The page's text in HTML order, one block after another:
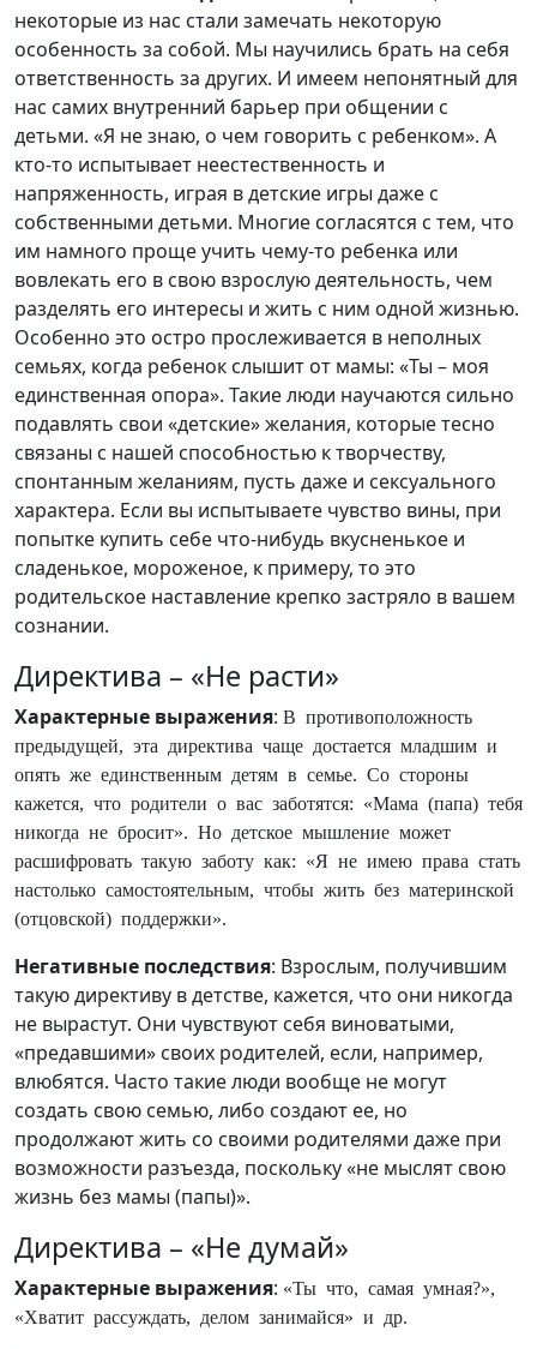
некоторые из нас стали замечать некоторую
особенность за собой. Мы научились брать на себя
ответственность за других. И имеем непонятный для
нас самих внутренний барьер при общении с
детьми. «Я не знаю, о чем говорить с ребенком». А
кто-то испытывает неестественность и
напряженность, играя в детские игры даже с
собственными детьми. Многие согласятся с тем, что
им намного проще учить чему-то ребенка или
вовлекать его в свою взрослую деятельность, чем
разделять его интересы и жить с ним одной жизнью.
Особенно это остро прослеживается в неполных
семьях, когда ребенок слышит от мамы: «Ты – моя
единственная опора». Такие люди научаются сильно
подавлять свои «детские» желания, которые тесно
связаны с нашей способностью к творчеству,
спонтанным желаниям, пусть даже и сексуального
характера. Если вы испытываете чувство вины, при
попытке купить себе что-нибудь вкусненькое и
сладенькое, мороженое, к примеру, то это
родительское наставление крепко застряло в вашем
сознании.
Директива – «Не расти»
Характерные выражения: В противоположность
предыдущей, эта директива чаще достается младшим и
опять же единственным детям в семье. Со стороны
кажется, что родители о вас заботятся: «Мама (папа) тебя
никогда не бросит». Но детское мышление может
расшифровать такую заботу как: «Я не имею права стать
настолько самостоятельным, чтобы жить без материнской
(отцовской) поддержки».
Негативные последствия: Взрослым, получившим
такую директиву в детстве, кажется, что они никогда
не вырастут. Они чувствуют себя виноватыми,
«предавшими» своих родителей, если, например,
влюбятся. Часто такие люди вообще не могут
создать свою семью, либо создают ее, но
продолжают жить со своими родителями даже при
возможности разъезда, поскольку «не мыслят свою
жизнь без мамы (папы)».
Директива – «Не думай»
Характерные выражения: «Ты что, самая умная?»,
«Хватит рассуждать, делом занимайся» и др.